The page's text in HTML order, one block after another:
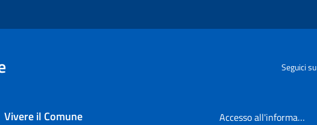
Seguici su
Vivere il Comune Accesso all'informazione